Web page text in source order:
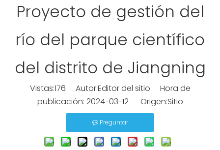
Proyecto de gestión del
río del parque científico
del distrito de Jiangning
Vistas:176 Autor:Editor del sitio Hora de
publicación: 2024-03-12 Origen:Sitio
Preguntar